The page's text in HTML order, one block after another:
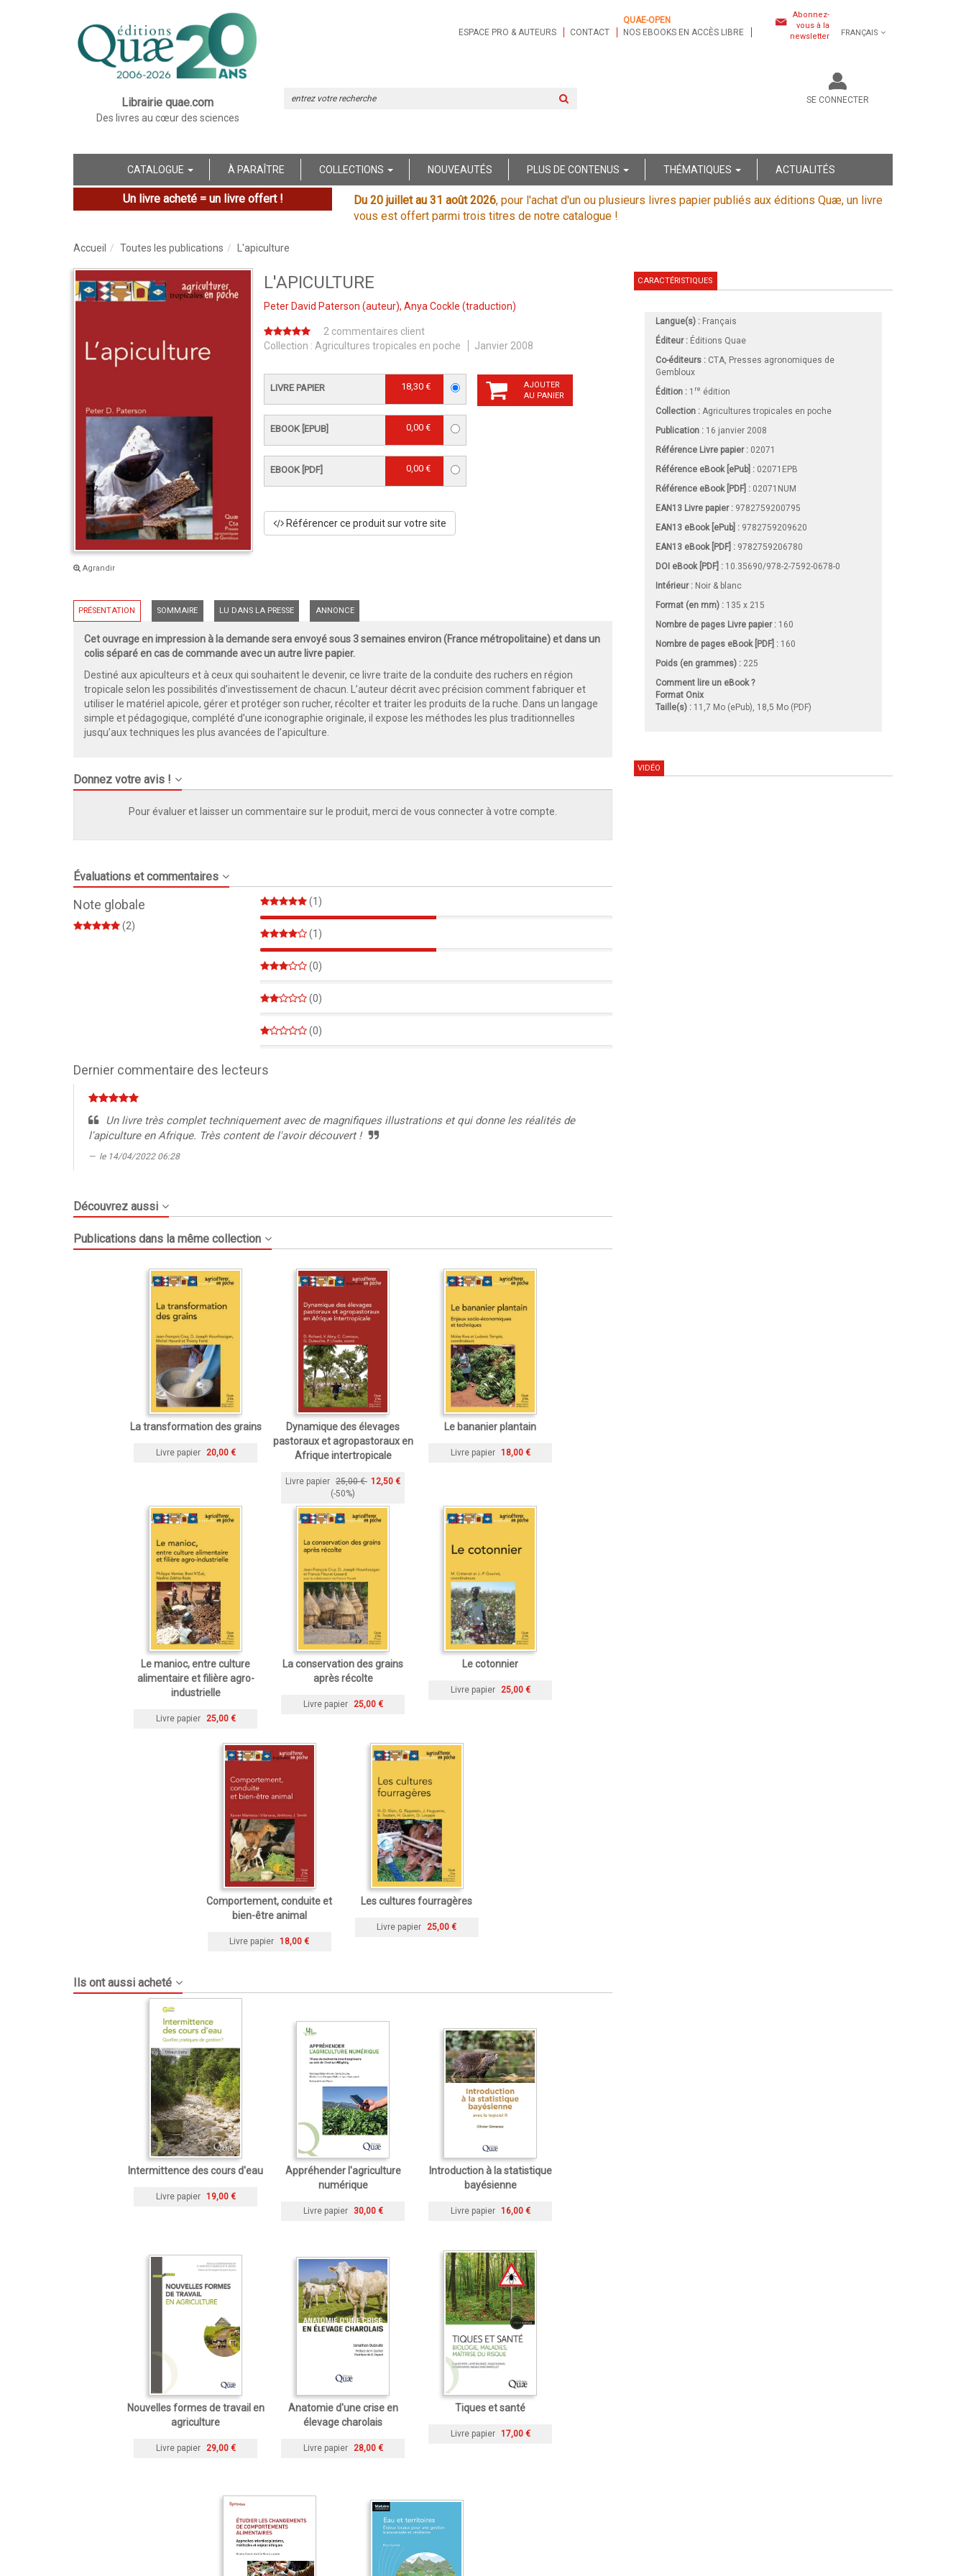
Librairie quae.com
Des livres au cœur des sciences
ESPACE PRO & AUTEURS CONTACT
QUAE-OPEN
NOS EBOOKS EN ACCÈS LIBRE
Abonnez-
vous à la
newsletter
FRANÇAIS
SE CONNECTER
CATALOGUE À PARAÎTRE COLLECTIONS NOUVEAUTÉS PLUS DE CONTENUS THÉMATIQUES ACTUALITÉS
Un livre acheté = un livre offert ! Du 20 juillet au 31 août 2026, pour l'achat d'un ou plusieurs livres papier publiés aux éditions Quæ, un livre
vous est offert parmi trois titres de notre catalogue !
Accueil Toutes les publications L'apiculture
Agrandir
L'APICULTURE
Peter David Paterson (auteur), Anya Cockle (traduction)
2 commentaires client
Collection : Agricultures tropicales en poche Janvier 2008
LIVRE PAPIER 18,30 €
EBOOK [EPUB] 0,00 €
EBOOK [PDF] 0,00 €
AJOUTER
AU PANIER
Référencer ce produit sur votre site
PRÉSENTATION SOMMAIRE LU DANS LA PRESSE ANNONCE
Cet ouvrage en impression à la demande sera envoyé sous 3 semaines environ (France métropolitaine) et dans un
colis séparé en cas de commande avec un autre livre papier.
Destiné aux apiculteurs et à ceux qui souhaitent le devenir, ce livre traite de la conduite des ruchers en région
tropicale selon les possibilités d’investissement de chacun. L’auteur décrit avec précision comment fabriquer et
utiliser le matériel apicole, gérer et protéger son rucher, récolter et traiter les produits de la ruche. Dans un langage
simple et pédagogique, complété d’une iconographie originale, il expose les méthodes les plus traditionnelles
jusqu’aux techniques les plus avancées de l’apiculture.
Donnez votre avis !
Pour évaluer et laisser un commentaire sur le produit, merci de vous connecter à votre compte.
Évaluations et commentaires
Note globale
(2)
(1)
50%
(1)
50%
(0)
(0)
(0)
Dernier commentaire des lecteurs
Un livre très complet techniquement avec de magnifiques illustrations et qui donne les réalités de
l'apiculture en Afrique. Très content de l'avoir découvert !
le 14/04/2022 06:28
Découvrez aussi
Publications dans la même collection
La transformation des grains
Livre papier 20,00 €
Dynamique des élevages
pastoraux et agropastoraux en
Afrique intertropicale
Livre papier 25,00 € 12,50 €
(-50%)
Le bananier plantain
Livre papier 18,00 €
Le manioc, entre culture
alimentaire et filière agro-
industrielle
Livre papier 25,00 €
La conservation des grains
après récolte
Livre papier 25,00 €
Le cotonnier
Livre papier 25,00 €
Comportement, conduite et
bien-être animal
Livre papier 18,00 €
Les cultures fourragères
Livre papier 25,00 €
Ils ont aussi acheté
Intermittence des cours d'eau
Livre papier 19,00 €
Appréhender l'agriculture
numérique
Livre papier 30,00 €
Introduction à la statistique
bayésienne
Livre papier 16,00 €
Nouvelles formes de travail en
agriculture
Livre papier 29,00 €
Anatomie d'une crise en
élevage charolais
Livre papier 28,00 €
Tiques et santé
Livre papier 17,00 €
CARACTÉRISTIQUES
Langue(s) : Français
Éditeur : Éditions Quae
Co-éditeurs : CTA, Presses agronomiques de
Gembloux
Édition : 1 re édition
Collection : Agricultures tropicales en poche
Publication : 16 janvier 2008
Référence Livre papier : 02071
Référence eBook [ePub] : 02071EPB
Référence eBook [PDF] : 02071NUM
EAN13 Livre papier : 9782759200795
EAN13 eBook [ePub] : 9782759209620
EAN13 eBook [PDF] : 9782759206780
DOI eBook [PDF] : 10.35690/978-2-7592-0678-0
Intérieur : Noir & blanc
Format (en mm) : 135 x 215
Nombre de pages Livre papier: 160
Nombre de pages eBook [PDF] : 160
Poids (en grammes) : 225
Comment lire un eBook ?
Format Onix
Taille(s) : 11,7 Mo (ePub), 18,5 Mo (PDF)
VIDÉO